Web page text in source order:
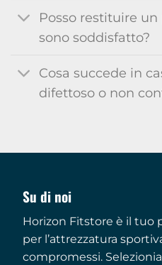
Posso restituire
sono soddisfatto?
Cosa succede in
difettoso o non
Su di noi
Horizon Fitstore è il
per l’attrezzatura
compromessi.